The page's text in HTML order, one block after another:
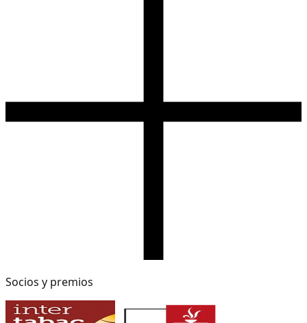
Socios y premios